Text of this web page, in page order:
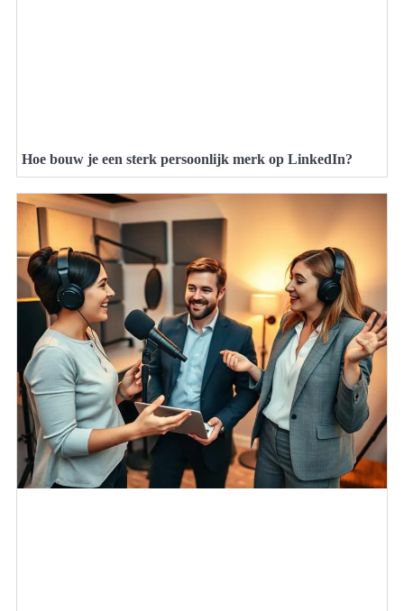
Hoe bouw je een sterk persoonlijk merk op LinkedIn?